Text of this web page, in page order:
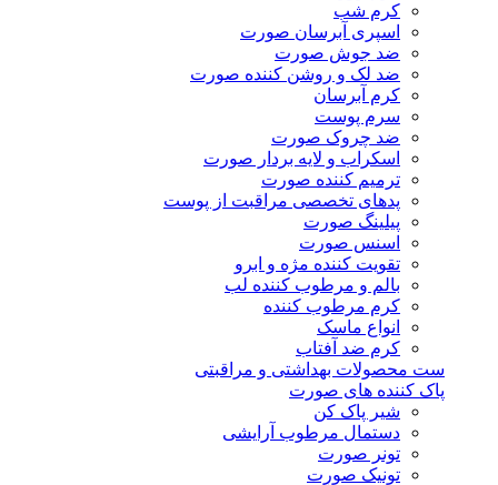
کرم شب
اسپری آبرسان صورت
ضد جوش صورت
ضد لک و روشن کننده صورت
کرم آبرسان
سرم پوست
ضد چروک صورت
اسکراب و لایه بردار صورت
ترمیم کننده صورت
پدهای تخصصی مراقبت از پوست
پیلینگ صورت
اسنس صورت
تقویت کننده مژه و ابرو
بالم و مرطوب کننده لب
کرم مرطوب کننده
انواع ماسک
کرم ضد آفتاب
ست محصولات بهداشتی و مراقبتی
پاک کننده های صورت
شیر پاک کن
دستمال مرطوب آرایشی
تونر صورت
تونیک صورت